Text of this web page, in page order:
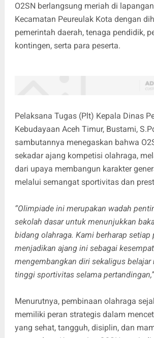
O2SN berlangsung meriah di
Kecamatan Peureulak Kota dengan
pemerintah daerah, tenaga pendidik,
kontingen, serta para peserta.
Pelaksana Tugas (Plt) Kepala Dinas
Kebudayaan Aceh Timur, Bustami,
sambutannya menegaskan bahwa
sekadar ajang kompetisi olahraga,
dari upaya membangun karakter
melalui semangat sportivitas dan
“Olimpiade ini merupakan wadah
sekolah dasar untuk menunjukkan
bidang olahraga. Kami berharap setiap
menjadikan ajang ini sebagai
mengembangkan diri sekaligus
tinggi sportivitas selama pertandingan,”
Menurutnya, pembinaan olahraga
memiliki peran strategis dalam
yang sehat, tangguh, disiplin, dan